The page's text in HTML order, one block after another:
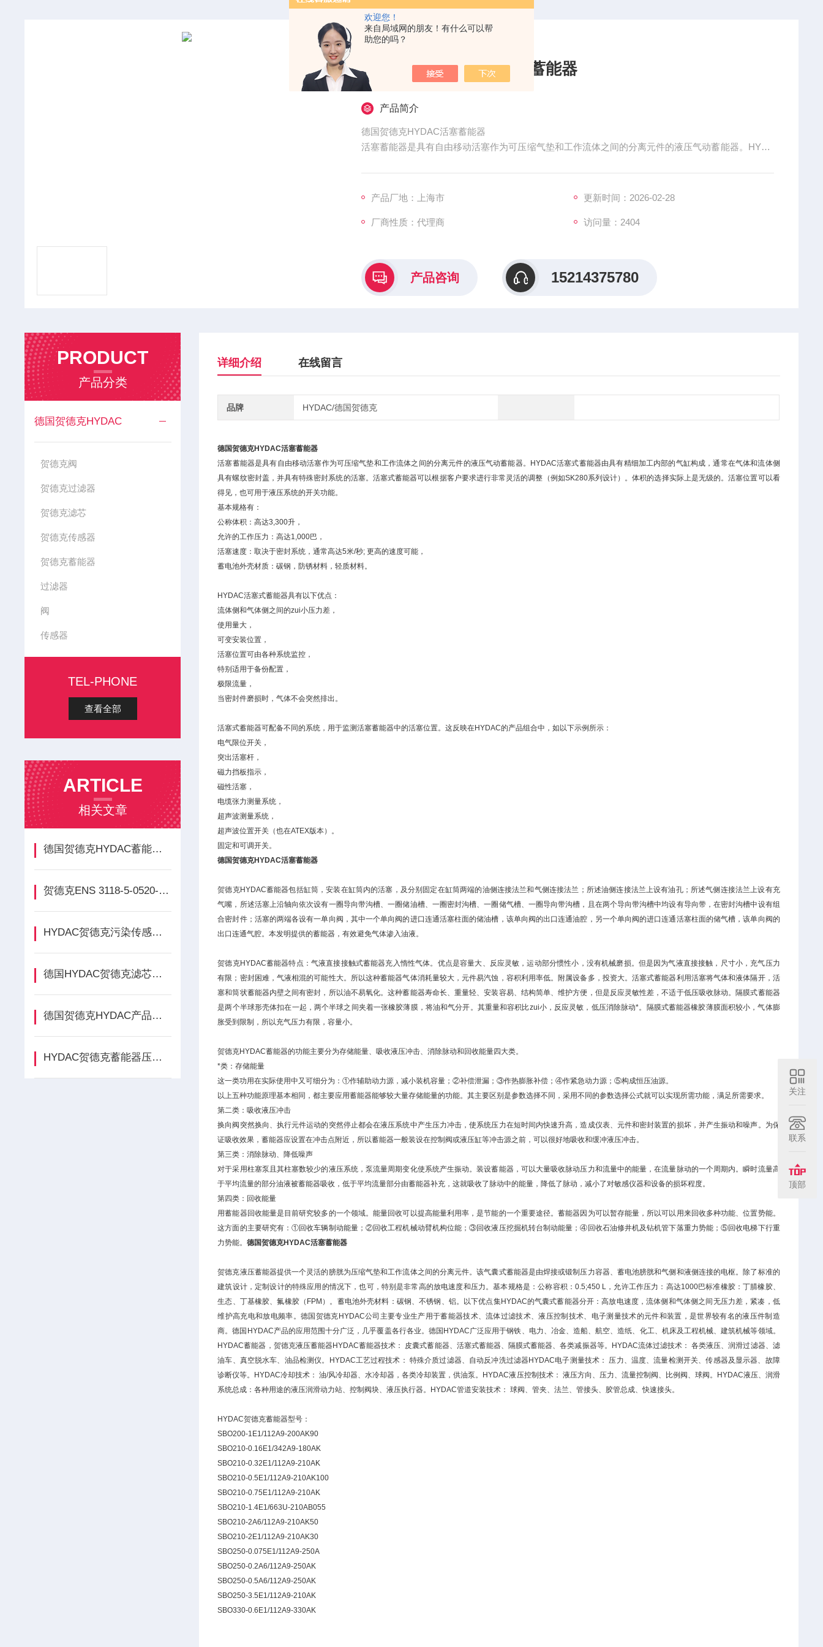
欢迎您！
来自局域网的朋友！有什么可以帮
助您的吗？
德国贺德克HYDAC活塞蓄能器
产品简介
德国贺德克HYDAC活塞蓄能器
活塞蓄能器是具有自由移动活塞作为可压缩气垫和工作流体之间的分离元件的液压气动蓄能器。HYDA
选择实际上是无级的。活塞位置可以看得见，也可用于液压系统的开关功能。
产品厂地：上海市 更新时间：2026-02-28
厂商性质：代理商 访问量：2404
产品咨询 15214375780
PRODUCT
产品分类
德国贺德克HYDAC
贺德克阀
贺德克过滤器
贺德克滤芯
贺德克传感器
贺德克蓄能器
过滤器
阀
传感器
TEL-PHONE
查看全部
ARTICLE
相关文章
德国贺德克HYDAC蓄能器全面介绍
贺德克ENS 3118-5-0520-000-K到货实拍
HYDAC贺德克污染传感器总代理
德国HYDAC贺德克滤芯型号
德国贺德克HYDAC产品简介
HYDAC贺德克蓄能器压力范围
详细介绍 在线留言
品牌 HYDAC/德国贺德克
德国贺德克HYDAC活塞蓄能器
活塞蓄能器是具有自由移动活塞作为可压缩气垫和工作流体之间的分离元件的液压气动蓄能器。HYDAC活塞式蓄能器由具有精细加工内部的气缸构成，通常在气体和流体侧
具有螺纹密封盖，并具有特殊密封系统的活塞。活塞式蓄能器可以根据客户要求进行非常灵活的调整（例如SK280系列设计）。体积的选择实际上是无级的。活塞位置可以看
得见，也可用于液压系统的开关功能。
基本规格有：
公称体积：高达3,300升，
允许的工作压力：高达1,000巴，
活塞速度：取决于密封系统，通常高达5米/秒; 更高的速度可能，
蓄电池外壳材质：碳钢，防锈材料，轻质材料。
HYDAC活塞式蓄能器具有以下优点：
流体侧和气体侧之间的zui小压力差，
使用量大，
可变安装位置，
活塞位置可由各种系统监控，
特别适用于备份配置，
极限流量，
当密封件磨损时，气体不会突然排出。
活塞式蓄能器可配备不同的系统，用于监测活塞蓄能器中的活塞位置。这反映在HYDAC的产品组合中，如以下示例所示：
电气限位开关，
突出活塞杆，
磁力挡板指示，
磁性活塞，
电缆张力测量系统，
超声波测量系统，
超声波位置开关（也在ATEX版本）。
固定和可调开关。
德国贺德克HYDAC活塞蓄能器
贺德克HYDAC蓄能器包括缸筒，安装在缸筒内的活塞，及分别固定在缸筒两端的油侧连接法兰和气侧连接法兰；所述油侧连接法兰上设有油孔；所述气侧连接法兰上设有充
气嘴，所述活塞上沿轴向依次设有一圈导向带沟槽、一圈储油槽、一圈密封沟槽、一圈储气槽、一圈导向带沟槽，且在两个导向带沟槽中均设有导向带，在密封沟槽中设有组
合密封件；活塞的两端各设有一单向阀，其中一个单向阀的进口连通活塞柱面的储油槽，该单向阀的出口连通油腔，另一个单向阀的进口连通活塞柱面的储气槽，该单向阀的
出口连通气腔。本发明提供的蓄能器，有效避免气体渗入油液。
贺德克HYDAC蓄能器特点：气液直接接触式蓄能器充入惰性气体。优点是容量大、反应灵敏，运动部分惯性小，没有机械磨损。但是因为气液直接接触，尺寸小，充气压力
有限；密封困难，气液相混的可能性大。所以这种蓄能器气体消耗量较大，元件易汽蚀，容积利用率低。附属设备多，投资大。活塞式蓄能器利用活塞将气体和液体隔开，活
塞和筒状蓄能器内壁之间有密封，所以油不易氧化。这种蓄能器寿命长、重量轻、安装容易、结构简单、维护方便，但是反应灵敏性差，不适于低压吸收脉动。隔膜式蓄能器
是两个半球形壳体扣在一起，两个半球之间夹着一张橡胶薄膜，将油和气分开。其重量和容积比zui小，反应灵敏，低压消除脉动*。隔膜式蓄能器橡胶薄膜面积较小，气体膨
胀受到限制，所以充气压力有限，容量小。
贺德克HYDAC蓄能器的功能主要分为存储能量、吸收液压冲击、消除脉动和回收能量四大类。
*类：存储能量
这一类功用在实际使用中又可细分为：①作辅助动力源，减小装机容量；②补偿泄漏；③作热膨胀补偿；④作紧急动力源；⑤构成恒压油源。
以上五种功能原理基本相同，都主要应用蓄能器能够较大量存储能量的功能。其主要区别是参数选择不同，采用不同的参数选择公式就可以实现所需功能，满足所需要求。
第二类：吸收液压冲击
换向阀突然换向、执行元件运动的突然停止都会在液压系统中产生压力冲击，使系统压力在短时间内快速升高，造成仪表、元件和密封装置的损坏，并产生振动和噪声。为保
证吸收效果，蓄能器应设置在冲击点附近，所以蓄能器一般装设在控制阀或液压缸等冲击源之前，可以很好地吸收和缓冲液压冲击。
第三类：消除脉动、降低噪声
对于采用柱塞泵且其柱塞数较少的液压系统，泵流量周期变化使系统产生振动。装设蓄能器，可以大量吸收脉动压力和流量中的能量，在流量脉动的一个周期内。瞬时流量高
于平均流量的部分油液被蓄能器吸收，低于平均流量部分由蓄能器补充，这就吸收了脉动中的能量，降低了脉动，减小了对敏感仪器和设备的损坏程度。
第四类：回收能量
用蓄能器回收能量是目前研究较多的一个领域。能量回收可以提高能量利用率，是节能的一个重要途径。蓄能器因为可以暂存能量，所以可以用来回收多种功能、位置势能。
这方面的主要研究有：①回收车辆制动能量；②回收工程机械动臂机构位能；③回收液压挖掘机转台制动能量；④回收石油修井机及钻机管下落重力势能；⑤回收电梯下行重
力势能。德国贺德克HYDAC活塞蓄能器
贺德克液压蓄能器提供一个灵活的膀胱为压缩气垫和工作流体之间的分离元件。该气囊式蓄能器是由焊接或锻制压力容器、蓄电池膀胱和气侧和液侧连接的电枢。除了标准的
建筑设计，定制设计的特殊应用的情况下，也可，特别是非常高的放电速度和压力。基本规格是：公称容积：0.5;450 L，允许工作压力：高达1000巴标准橡胶：丁腈橡胶、
生态、丁基橡胶、氟橡胶（FPM）。蓄电池外壳材料：碳钢、不锈钢、铝。以下优点集HYDAC的气囊式蓄能器分开：高放电速度，流体侧和气体侧之间无压力差，紧凑，低
维护高充电和放电频率。德国贺德克HYDAC公司主要专业生产用于蓄能器技术、流体过滤技术、液压控制技术、电子测量技术的元件和装置，是世界较有名的液压件制造
商。德国HYDAC产品的应用范围十分广泛，几乎覆盖各行各业。德国HYDAC广泛应用于钢铁、电力、冶金、造船、航空、造纸、化工、机床及工程机械、建筑机械等领域。
HYDAC蓄能器，贺德克液压蓄能器HYDAC蓄能器技术： 皮囊式蓄能器、活塞式蓄能器、隔膜式蓄能器、各类减振器等。HYDAC流体过滤技术： 各类液压、润滑过滤器、滤
油车、真空脱水车、油品检测仪。HYDAC工艺过程技术： 特殊介质过滤器、自动反冲洗过滤器HYDAC电子测量技术： 压力、温度、流量检测开关、传感器及显示器、故障
诊断仪等。HYDAC冷却技术： 油/风冷却器、水冷却器，各类冷却装置，供油泵。HYDAC液压控制技术： 液压方向、压力、流量控制阀、比例阀、球阀。HYDAC液压、润滑
系统总成：各种用途的液压润滑动力站、控制阀块、液压执行器。HYDAC管道安装技术： 球阀、管夹、法兰、管接头、胶管总成、快速接头。
HYDAC贺德克蓄能器型号：
SBO200-1E1/112A9-200AK90
SBO210-0.16E1/342A9-180AK
SBO210-0.32E1/112A9-210AK
SBO210-0.5E1/112A9-210AK100
SBO210-0.75E1/112A9-210AK
SBO210-1.4E1/663U-210AB055
SBO210-2A6/112A9-210AK50
SBO210-2E1/112A9-210AK30
SBO250-0.075E1/112A9-250A
SBO250-0.2A6/112A9-250AK
SBO250-0.5A6/112A9-250AK
SBO250-3.5E1/112A9-210AK
SBO330-0.6E1/112A9-330AK
关注
联系
顶部